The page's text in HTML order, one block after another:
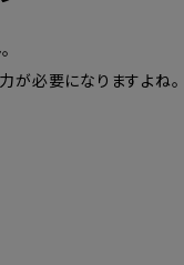
が必要になりますよね。